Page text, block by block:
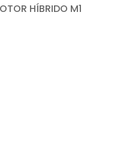
HÍBRIDO M1